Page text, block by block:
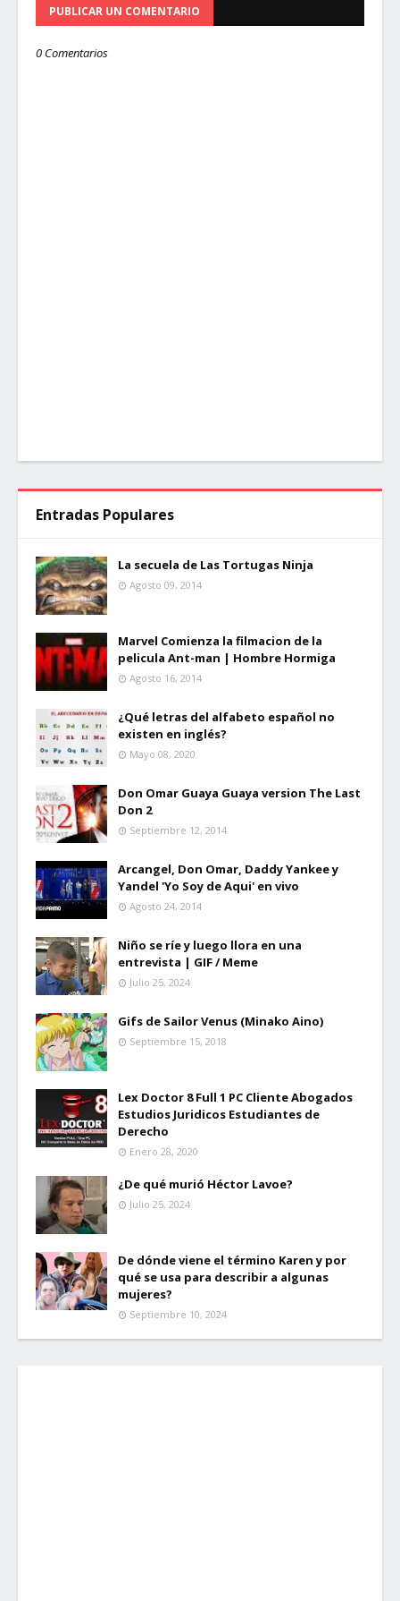
PUBLICAR UN COMENTARIO
0 Comentarios
Entradas Populares
La secuela de Las Tortugas Ninja
Agosto 09, 2014
Marvel Comienza la filmacion de la
pelicula Ant-man | Hombre Hormiga
Agosto 16, 2014
¿Qué letras del alfabeto español no
existen en inglés?
Mayo 08, 2020
Don Omar Guaya Guaya version The Last
Don 2
Septiembre 12, 2014
Arcangel, Don Omar, Daddy Yankee y
Yandel 'Yo Soy de Aqui' en vivo
Agosto 24, 2014
Niño se ríe y luego llora en una
entrevista | GIF / Meme
Julio 25, 2024
Gifs de Sailor Venus (Minako Aino)
Septiembre 15, 2018
Lex Doctor 8 Full 1 PC Cliente Abogados
Estudios Juridicos Estudiantes de
Derecho
Enero 28, 2020
¿De qué murió Héctor Lavoe?
Julio 25, 2024
De dónde viene el término Karen y por
qué se usa para describir a algunas
mujeres?
Septiembre 10, 2024